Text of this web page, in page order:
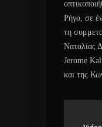
Ρήγο, σε
τη
Ναταλίας
Jerome
και της